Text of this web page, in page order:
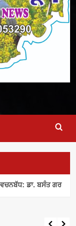
ਡਾ. ਬਸੰਤ ਗਰ